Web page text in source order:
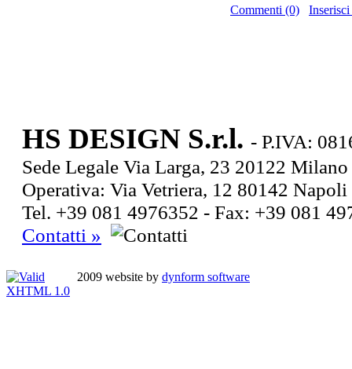
Commenti (0)
HS DESIGN S.r.l. - P.IVA:
Sede Legale Via Larga, 23 20122
Operativa: Via Vetriera, 12 80142 Napoli
Tel. +39 081 4976352 - Fax: +39 081
Contatti »
2009 website by dynform software